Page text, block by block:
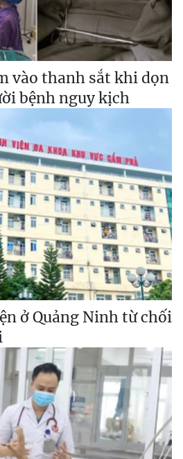
vào thanh sắt khi dọn
bệnh nguy kịch
ở Quảng Ninh từ chối